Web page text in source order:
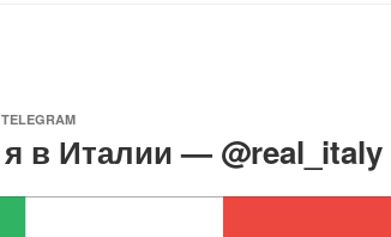
в Италии — @real_italy